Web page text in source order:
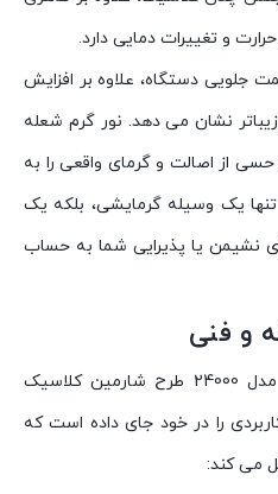
و تغییرات دمایی دارد.
جلویی دستگاه، علاوه بر افزایش
زیباتر نشان می دهد. نور گرم شعله
از اصالت و گرمای واقعی را به
تنها یک وسیله گرمایشی، بلکه یک
نشیمن یا پذیرایی شما به حساب
و فنی
شومینه گازی ایمن گاز مشهد مدل 24000 طرح شارمین کلاسیک
را در خود جای داده است که
می کند: